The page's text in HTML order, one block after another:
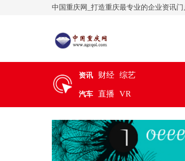
中国重庆网_打造重庆最专业的企业资讯
资讯 财经 综艺
汽车 直播 VR